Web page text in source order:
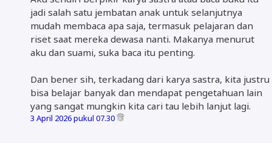
jadi salah satu jembatan anak untuk selanjutnya
mudah membaca apa saja, termasuk pelajaran dan
riset saat mereka dewasa nanti. Makanya menurut
aku dan suami, suka baca itu penting.
Dan bener sih, terkadang dari karya sastra, kita justru
bisa belajar banyak dan mendapat pengetahuan lain
yang sangat mungkin kita cari tau lebih lanjut lagi.
3 April 2026 pukul 07.30